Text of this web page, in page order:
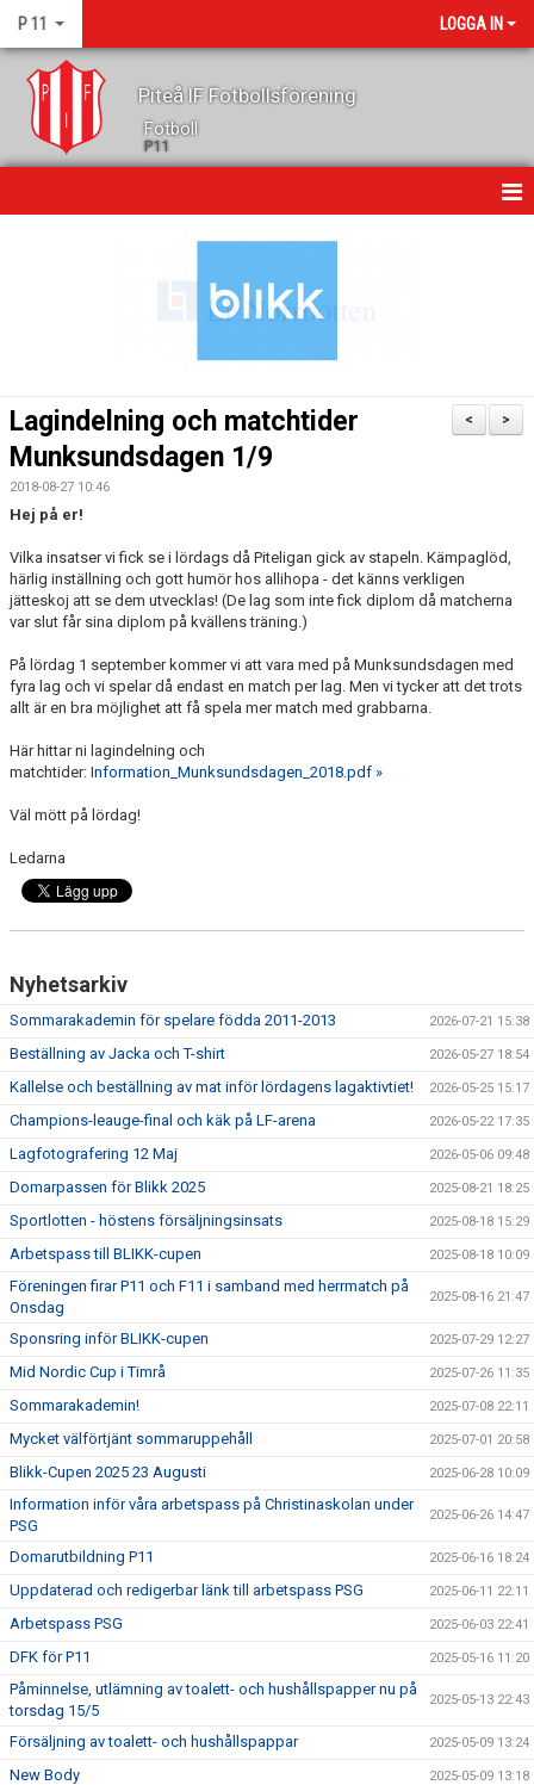
P 11 LOGGA IN
Piteå IF Fotbollsförening
Fotboll
P11
TRUPPEN
GÄSTBOK
DOKUMENT
KONTAKT
>
<
Lagindelning och matchtider
Munksundsdagen 1/9
2018-08-27 10:46
Hej på er!
Vilka insatser vi fick se i lördags då Piteligan gick av stapeln. Kämpaglöd,
härlig inställning och gott humör hos allihopa - det känns verkligen
jätteskoj att se dem utvecklas! (De lag som inte fick diplom då matcherna
var slut får sina diplom på kvällens träning.)
På lördag 1 september kommer vi att vara med på Munksundsdagen med
fyra lag och vi spelar då endast en match per lag. Men vi tycker att det trots
allt är en bra möjlighet att få spela mer match med grabbarna.
Här hittar ni lagindelning och
matchtider: Information_Munksundsdagen_2018.pdf »
Väl mött på lördag!
Ledarna
Nyhetsarkiv
Sommarakademin för spelare födda 2011-2013 2026-07-21 15:38
Beställning av Jacka och T-shirt 2026-05-27 18:54
Kallelse och beställning av mat inför lördagens lagaktivtiet! 2026-05-25 15:17
Champions-leauge-final och käk på LF-arena 2026-05-22 17:35
Lagfotografering 12 Maj 2026-05-06 09:48
Domarpassen för Blikk 2025 2025-08-21 18:25
Sportlotten - höstens försäljningsinsats 2025-08-18 15:29
Arbetspass till BLIKK-cupen 2025-08-18 10:09
Föreningen firar P11 och F11 i samband med herrmatch på
Onsdag
2025-08-16 21:47
Sponsring inför BLIKK-cupen 2025-07-29 12:27
Mid Nordic Cup i Timrå 2025-07-26 11:35
Sommarakademin! 2025-07-08 22:11
Mycket välförtjänt sommaruppehåll 2025-07-01 20:58
Blikk-Cupen 2025 23 Augusti 2025-06-28 10:09
Information inför våra arbetspass på Christinaskolan under
PSG
2025-06-26 14:47
Domarutbildning P11 2025-06-16 18:24
Uppdaterad och redigerbar länk till arbetspass PSG 2025-06-11 22:11
Arbetspass PSG 2025-06-03 22:41
DFK för P11 2025-05-16 11:20
Påminnelse, utlämning av toalett- och hushållspapper nu på
torsdag 15/5
2025-05-13 22:43
Försäljning av toalett- och hushållspappar 2025-05-09 13:24
New Body 2025-05-09 13:18